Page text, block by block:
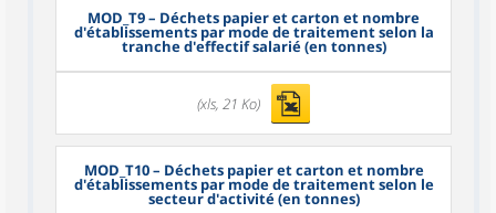
MOD_T9– Déchets papier et carton et nombre
d'établissements par mode de traitement selon la
tranche d'effectif salarié (en tonnes)
(xls, 21 Ko)
MOD_T10– Déchets papier et carton et nombre
d'établissements par mode de traitement selon le
secteur d'activité (en tonnes)